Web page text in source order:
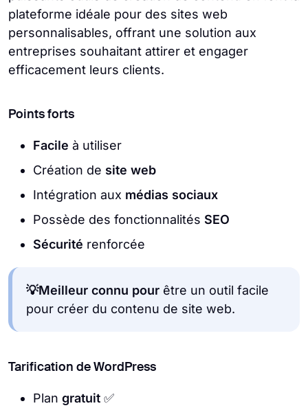
plateforme idéale pour des sites web
personnalisables, offrant une solution aux
entreprises souhaitant attirer et engager
efficacement leurs clients.
Points forts
Facile à utiliser
Création de site web
Intégration aux médias sociaux
Possède des fonctionnalités SEO
Sécurité renforcée
💡Meilleur connu pour être un outil facile
pour créer du contenu de site web.
Tarification de WordPress
Plan gratuit ✅